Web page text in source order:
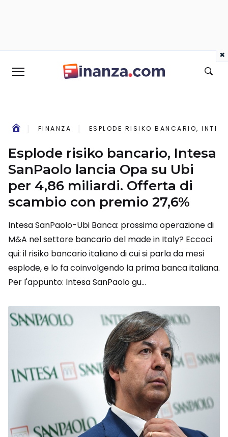
FINANZA ESPLODE RISIKO BANCARIO,
Esplode risiko bancario, Intesa
SanPaolo lancia Opa su Ubi
per 4,86 miliardi. Offerta di
scambio con premio 27,6%
Intesa SanPaolo-Ubi Banca: prossima operazione di
M&A nel settore bancario del made in Italy? Eccoci
qui: il risiko bancario italiano di cui si parla da mesi
esplode, e lo fa coinvolgendo la prima banca italiana.
Per l'appunto: Intesa SanPaolo gu...
×